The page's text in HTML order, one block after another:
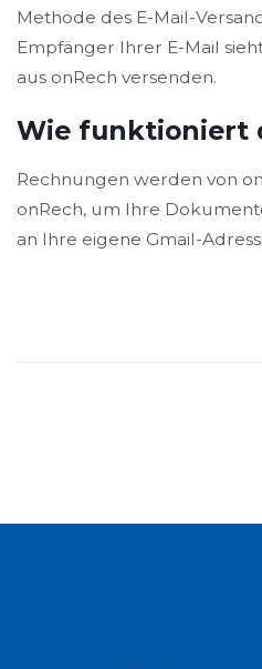
Methode des E-Mail-
Empfänger Ihrer E-Mail
aus onRech versenden.
Wie funktioniert
Rechnungen werden von
onRech, um Ihre
an Ihre eigene Gmail-